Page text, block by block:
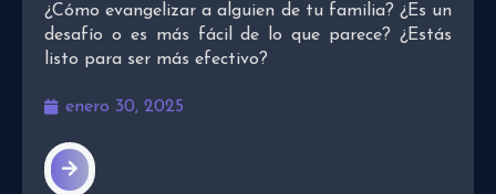
¿Cómo evangelizar a alguien de tu familia? ¿Es un
desafío o es más fácil de lo que parece? ¿Estás
listo para ser más efectivo?
enero 30, 2025